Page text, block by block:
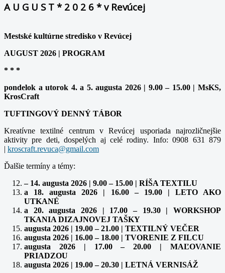
A U G U S T * 2 0 2 6 * v Revúcej
Mestské kultúrne stredisko v Revúcej
AUGUST 2026 | PROGRAM
* * *
pondelok a utorok 4. a 5. augusta 2026 | 9.00 – 15.00 | MsKS,
KrosCraft
TUFTINGOVÝ DENNÝ TÁBOR
Kreatívne textilné centrum v Revúcej usporiada najrozličnejšie
aktivity pre deti, dospelých aj celé rodiny. Info: 0908 631 879
|
Ďalšie termíny a témy:
– 14. augusta 2026 | 9.00 – 15.00 | RÍŠA TEXTILU
a 18. augusta 2026 | 16.00 – 19.00 | LETO AKO
UTKANÉ
a 20. augusta 2026 | 17.00 – 19.30 | WORKSHOP
TKANIA DIZAJNOVEJ TAŠKY
augusta 2026 | 19.00 – 21.00 | TEXTILNÝ VEČER
augusta 2026 | 16.00 – 18.00 | TVORENIE Z FILCU
augusta 2026 | 17.00 – 20.00 | MAĽOVANIE
PRIADZOU
augusta 2026 | 19.00 – 20.30 | LETNÁ VERNISÁŽ